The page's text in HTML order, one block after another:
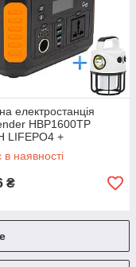
електростанція
HBP1600TP
LIFEPO4 +
павербанк в
наявності
₴